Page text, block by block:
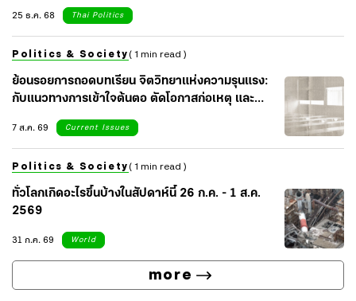
25 ธ.ค. 68
Thai Politics
Politics & Society ( 1 min read )
ย้อนรอยการถอดบทเรียน จิตวิทยาแห่งความรุนแรง:
กับแนวทางการเข้าใจต้นตอ ตัดโอกาสก่อเหตุ และ
เยียวยาจิตใจสังคม
7 ส.ค. 69 Current Issues
Politics & Society ( 1 min read )
ทั่วโลกเกิดอะไรขึ้นบ้างในสัปดาห์นี้ 26 ก.ค. - 1 ส.ค.
2569
31 ก.ค. 69
World
more